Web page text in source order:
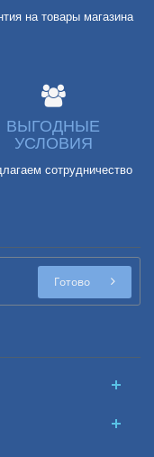
на товары магазина
ВЫГОДНЫЕ
УСЛОВИЯ
сотрудничество
Готово